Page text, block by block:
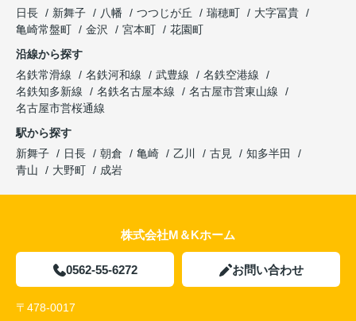
日長
新舞子 八幡 つつじが丘 瑞穂町
大字冨貴
亀崎常盤町
金沢 宮本町
花園町
沿線から探す
名鉄常滑線
名鉄河和線 武豊線
名鉄空港線
名鉄知多新線
名鉄名古屋本線
名古屋市営東山線
名古屋市営桜通線
駅から探す
新舞子
日長 朝倉 亀崎 乙川 古見
知多半田
青山
大野町 成岩
株式会社M＆Kホーム
0562-55-6272 お問い合わせ
〒478-0017